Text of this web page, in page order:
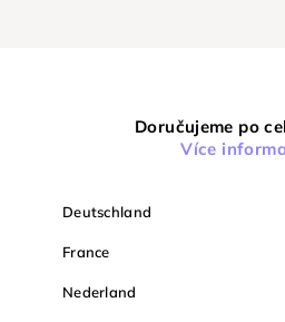
Doručujeme po
Více
Deutschland
France
Nederland